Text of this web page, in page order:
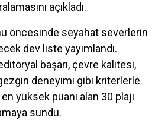
açıkladı.
öncesinde seyahat severlerin
dev liste yayımlandı.
başarı, çevre kalitesi,
deneyimi gibi kriterlerle
yüksek puanı alan 30 plajı
sundu.